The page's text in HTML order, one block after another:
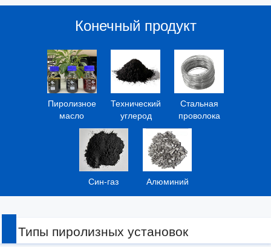
Конечный продукт
Пиролизное
масло
Технический
углерод
Стальная
проволока
Син-газ Алюминий
Типы пиролизных установок